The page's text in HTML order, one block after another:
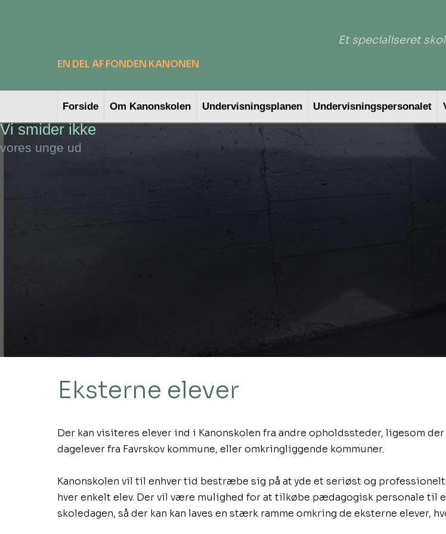
​EN DEL AF FONDEN KANONEN
Et specialiseret
Forside Om Kanonskolen Undervisningsplanen Undervisningspersonalet
Vi smider ikke
vores unge ud
Eksterne elever​
Der kan visiteres elever ind i Kanonskolen fra andre opholdssteder, ligesom der
dagelever fra Favrskov kommune, eller omkringliggende kommuner.
Kanonskolen vil til enhver tid bestræbe sig på at yde et seriøst og
hver enkelt elev. Der vil være mulighed for at tilkøbe pædagogisk personale til
skoledagen, så der kan kan laves en stærk ramme omkring de eksterne elever,